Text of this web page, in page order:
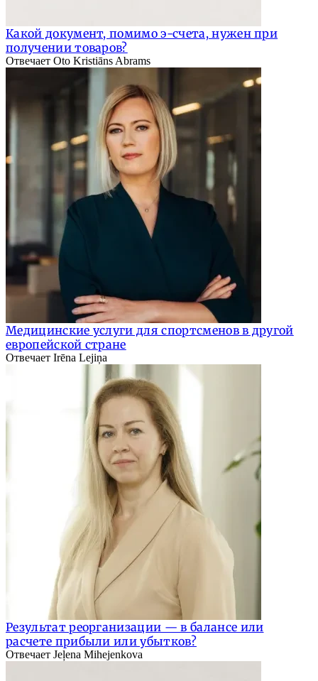
Какой документ, помимо э-счета, нужен при
получении товаров?
Отвечает Oto Kristiāns Abrams
Медицинские услуги для спортсменов в другой
европейской стране
Отвечает Irēna Lejiņa
Результат реорганизации — в балансе или
расчете прибыли или убытков?
Отвечает Jeļena Mihejenkova